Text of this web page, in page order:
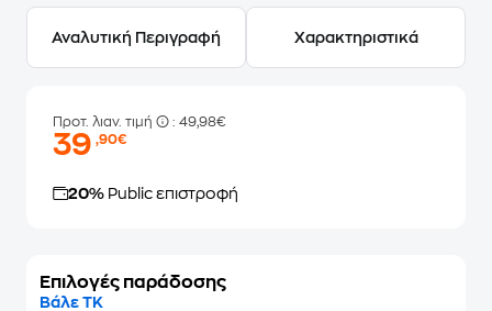
Αναλυτική Περιγραφή Χαρακτηριστικά
Προτ. λιαν. τιμή : 49,98€
39,90€
20% Public επιστροφή
Επιλογές παράδοσης
Βάλε ΤΚ